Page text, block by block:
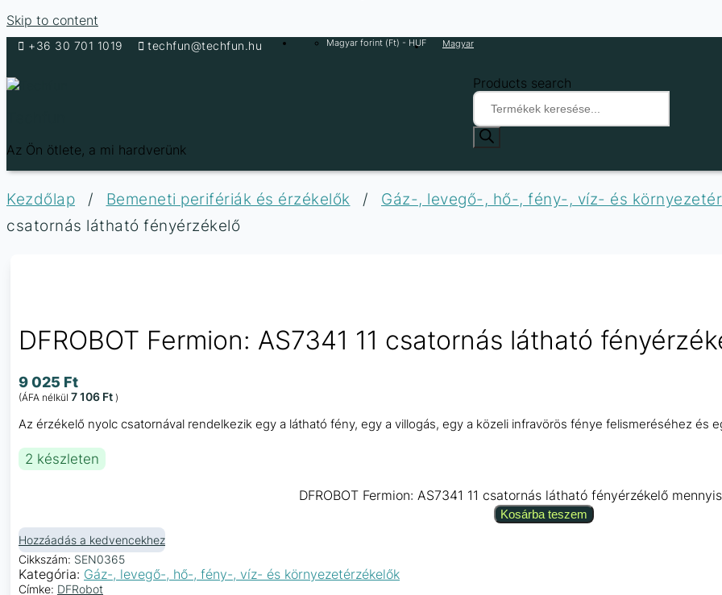
Skip to content
+36 30 701 1019 techfun@techfun.hu Magyar forint (Ft) - HUF Magyar
Az Ön ötlete, a mi hardverünk
Products search
Kezdőlap / Bemeneti perifériák és érzékelők /
Gáz-, levegő-, hő-, fény-, víz- és
csatornás látható fényérzékelő
DFROBOT Fermion: AS7341 11 csatornás látható
9 025 Ft
(ÁFA nélkül 7 106 Ft )
Az érzékelő nyolc csatornával rendelkezik egy a látható fény, egy a villogás, egy a közeli infravörös fénye felismeréséhez és
2 készleten
DFROBOT Fermion: AS7341 11 csatornás látható fényérzékelő
Kosárba teszem
Hozzáadás a kedvencekhez
Cikkszám: SEN0365
Kategória: Gáz-, levegő-, hő-, fény-, víz- és környezetérzékelők
Címke: DFRobot